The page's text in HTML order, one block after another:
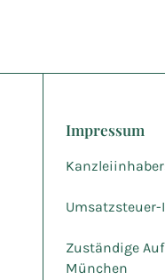
Impressum
Umsatzsteuer-
Zuständige
München